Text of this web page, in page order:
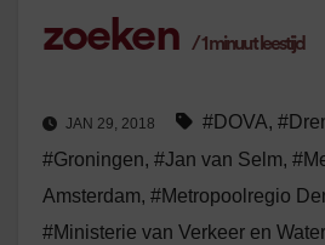
zoeken
/1 minuut leestijd
JAN 29, 2018 #DOVA,
#Groningen, #Jan van Selm,
Amsterdam, #Metropoolregio
#Ministerie van Verkeer en